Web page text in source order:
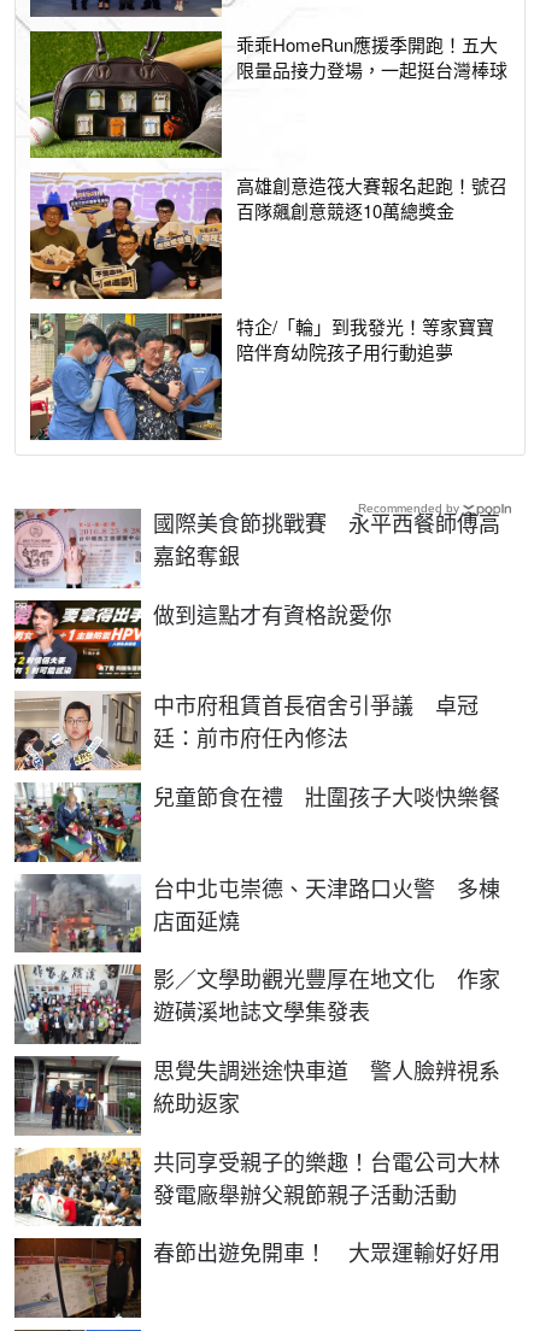
乖乖HomeRun應援季開跑！五大
限量品接力登場，一起挺台灣棒球
高雄創意造筏大賽報名起跑！號召
百隊飆創意競逐10萬總獎金
特企/「輪」到我發光！等家寶寶
陪伴育幼院孩子用行動追夢
國際美食節挑戰賽 永平西餐師傅高
嘉銘奪銀
做到這點才有資格說愛你
PR
中市府租賃首長宿舍引爭議 卓冠
廷：前市府任內修法
兒童節食在禮 壯圍孩子大啖快樂餐
台中北屯崇德、天津路口火警 多棟
店面延燒
影／文學助觀光豐厚在地文化 作家
遊磺溪地誌文學集發表
思覺失調迷途快車道 警人臉辨視系
統助返家
共同享受親子的樂趣！台電公司大林
發電廠舉辦父親節親子活動活動
春節出遊免開車！ 大眾運輸好好用
Recommended by